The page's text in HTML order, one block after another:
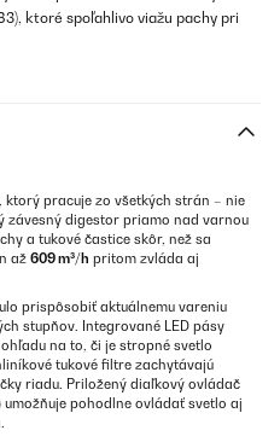
ktoré spoľahlivo viažu pachy pri
ktorý pracuje zo všetkých strán – nie
závesný digestor priamo nad varnou
a tukové častice skôr, než sa
až 609 m³/h pritom zvláda aj
prispôsobiť aktuálnemu vareniu
stupňov. Integrované LED pásy
na to, či je stropné svetlo
tukové filtre zachytávajú
riadu. Priložený diaľkový ovládač
pohodlne ovládať svetlo aj